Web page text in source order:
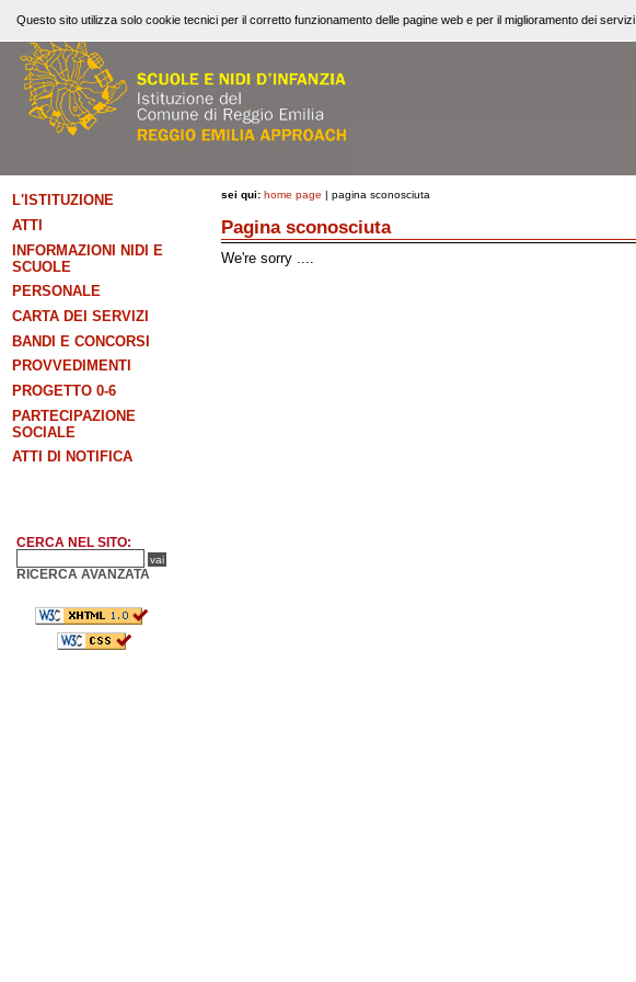
sei qui: home page | pagina sconosciuta
Pagina sconosciuta
We're sorry ....
L'ISTITUZIONE
ATTI
INFORMAZIONI NIDI E
SCUOLE
PERSONALE
CARTA DEI SERVIZI
BANDI E CONCORSI
PROVVEDIMENTI
PROGETTO 0-6
PARTECIPAZIONE
SOCIALE
ATTI DI NOTIFICA
CERCA NEL SITO:
RICERCA AVANZATA
Questo sito utilizza solo cookie tecnici per il corretto funzionamento delle pagine web e per il miglioramento dei servizi.